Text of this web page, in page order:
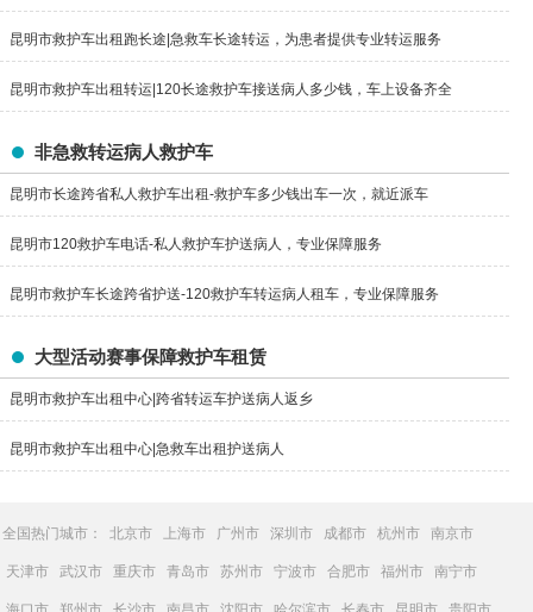
返乡
昆明市救护车出租跑长途|急救车长途转运，为患者提供专业转运服务
昆明市救护车出租转运|120长途救护车接送病人多少钱，车上设备齐全
非急救转运病人救护车
昆明市长途跨省私人救护车出租-救护车多少钱出车一次，就近派车
昆明市120救护车电话-私人救护车护送病人，专业保障服务
昆明市救护车长途跨省护送-120救护车转运病人租车，专业保障服务
大型活动赛事保障救护车租赁
昆明市救护车出租中心|跨省转运车护送病人返乡
昆明市救护车出租中心|急救车出租护送病人
全国热门城市： 北京市 上海市 广州市 深圳市 成都市 杭州市 南京市
天津市 武汉市 重庆市 青岛市 苏州市 宁波市 合肥市 福州市 南宁市